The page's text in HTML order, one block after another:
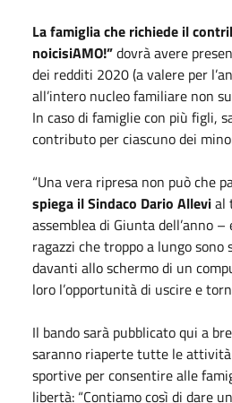
La famiglia che richiede il
noicisiAMO!”dovrà avere
dei redditi 2020 (a valere per
all’intero nucleo familiare non
In caso di famiglie con più figli,
contributo per ciascuno dei
“Una vera ripresa non può che
spiega il Sindaco Dario Allevial
assemblea di Giunta dell’anno
ragazzi che troppo a lungo
davanti allo schermo di un
loro l’opportunità di uscire e
Il bando sarà pubblicato qui a
saranno riaperte tutte le
sportive per consentire alle
libertà: “Contiamo così di dare